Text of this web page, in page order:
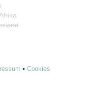
• Cookies